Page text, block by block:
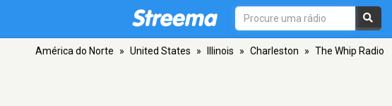
América do Norte » United States » Illinois » Charleston » The Whip Radio